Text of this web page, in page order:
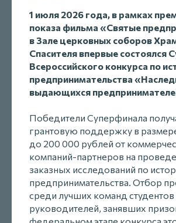
1 июля 2026 года, в рамках
показа фильма «Святые
в Зале церковных соборов
Спасителя впервые состоялся
Всероссийского конкурса по
предпринимательства
выдающихся
Победители Суперфинала
грантовую поддержку в
до 200 000 рублей от
компаний-партнеров на
заказных исследований по
предпринимательства. Отбор
среди лучших команд студентов
руководителей, занявших